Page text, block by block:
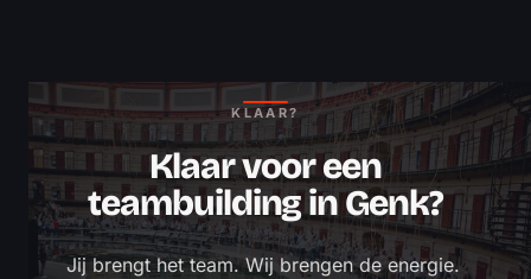
KLAAR?
Klaar voor een
teambuilding in Genk?
Jij brengt het team. Wij brengen de energie.